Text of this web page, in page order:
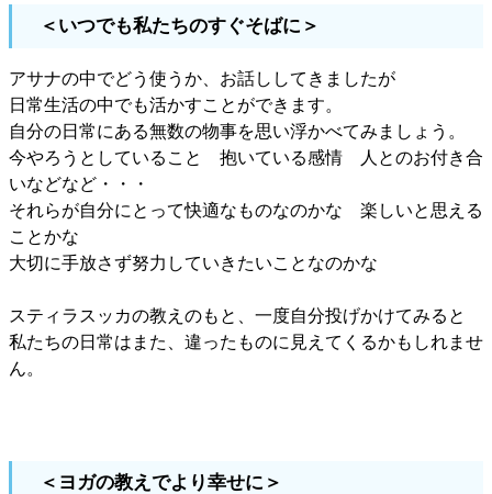
＜いつでも私たちのすぐそばに＞
アサナの中でどう使うか、お話ししてきましたが
日常生活の中でも活かすことができます。
自分の日常にある無数の物事を思い浮かべてみましょう。
今やろうとしていること 抱いている感情 人とのお付き合
いなどなど・・・
それらが自分にとって快適なものなのかな 楽しいと思える
ことかな
大切に手放さず努力していきたいことなのかな
スティラスッカの教えのもと、一度自分投げかけてみると
私たちの日常はまた、違ったものに見えてくるかもしれませ
ん。
＜ヨガの教えでより幸せに＞